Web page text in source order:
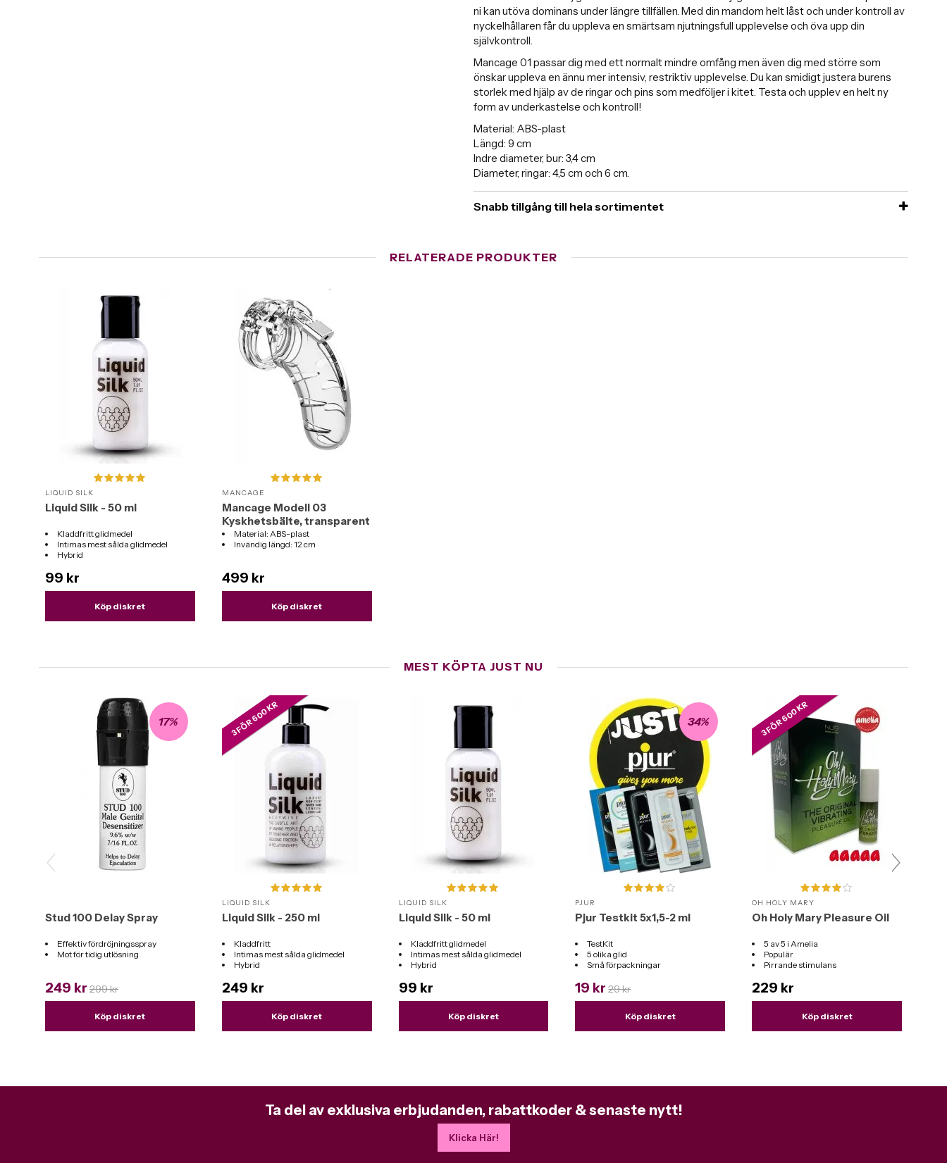
ni kan utöva dominans under längre tillfällen. Med din mandom helt låst och under kontroll av
nyckelhållaren får du uppleva en smärtsam njutningsfull upplevelse och öva upp din
självkontroll.
Mancage 01 passar dig med ett normalt mindre omfång men även dig med större som
önskar uppleva en ännu mer intensiv, restriktiv upplevelse. Du kan smidigt justera burens
storlek med hjälp av de ringar och pins som medföljer i kitet. Testa och upplev en helt ny
form av underkastelse och kontroll!
Material: ABS-plast
Längd: 9 cm
Indre diameter, bur: 3,4 cm
Diameter, ringar: 4,5 cm och 6 cm.
Snabb tillgång till hela sortimentet
RELATERADE PRODUKTER
LIQUID SILK
Liquid Silk - 50 ml
Kladdfritt glidmedel
Intimas mest sålda glidmedel
Hybrid
99 kr
Köp diskret
MANCAGE
Mancage Modell 03
Kyskhetsbälte, transparent
Material: ABS-plast
Invändig längd: 12 cm
499 kr
Köp diskret
MEST KÖPTA JUST NU
17%
Stud 100 Delay Spray
Effektiv fördröjningsspray
Mot för tidig utlösning
249 kr 299 kr
Köp diskret
3 FÖR 600 KR
LIQUID SILK
Liquid Silk - 250 ml
Kladdfritt
Intimas mest sålda glidmedel
Hybrid
249 kr
Köp diskret
LIQUID SILK
Liquid Silk - 50 ml
Kladdfritt glidmedel
Intimas mest sålda glidmedel
Hybrid
99 kr
Köp diskret
34%
PJUR
Pjur Testkit 5x1,5-2 ml
TestKit
5 olika glid
Små förpackningar
19 kr 29 kr
Köp diskret
3 FÖR 600 KR
OH HOLY MARY
Oh Holy Mary Pleasure Oil
5 av 5 i Amelia
Populär
Pirrande stimulans
229 kr
Köp diskret
Ta del av exklusiva erbjudanden, rabattkoder & senaste nytt!
Klicka Här!